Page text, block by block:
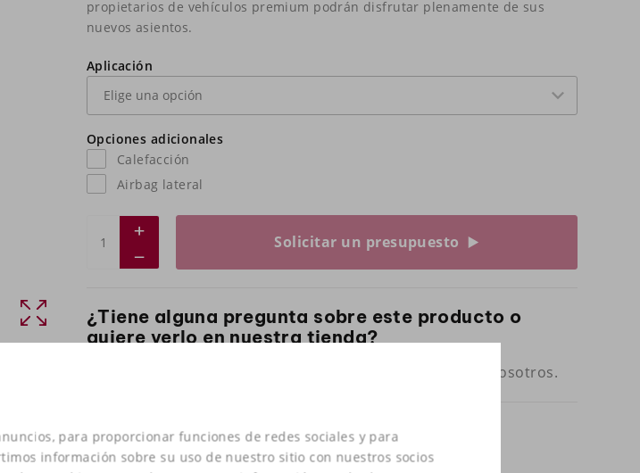
para proporcionar funciones de redes sociales y para
información sobre su uso de nuestro sitio con nuestros socios
propietarios de vehículos premium podrán disfrutar plenamente de sus
nuevos asientos.
Aplicación
Opciones adicionales
Calefacción
Airbag lateral
Solicitar un presupuesto
¿Tiene alguna pregunta sobre este producto o
quiere verlo en nuestra tienda?
y venga a probarlo con nosotros.